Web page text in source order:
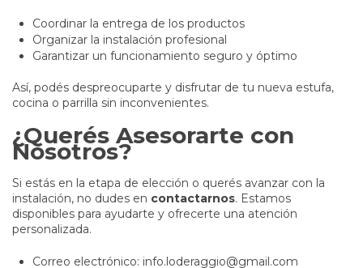
Coordinar la entrega de los productos
Organizar la instalación profesional
Garantizar un funcionamiento seguro y óptimo
Así, podés despreocuparte y disfrutar de tu nueva estufa,
cocina o parrilla sin inconvenientes.
¿Querés Asesorarte con
Nosotros?
Si estás en la etapa de elección o querés avanzar con la
instalación, no dudes en contactarnos. Estamos
disponibles para ayudarte y ofrecerte una atención
personalizada.
Correo electrónico: info.loderaggio@gmail.com